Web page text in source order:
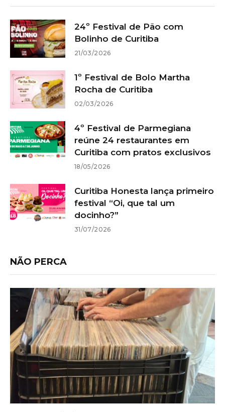
24º Festival de Pão com
Bolinho de Curitiba
21/03/2026
1º Festival de Bolo Martha
Rocha de Curitiba
02/03/2026
4º Festival de Parmegiana
reúne 24 restaurantes em
Curitiba com pratos exclusivos
18/05/2026
Curitiba Honesta lança primeiro
festival “Oi, que tal um
docinho?”
31/07/2026
NÃO PERCA